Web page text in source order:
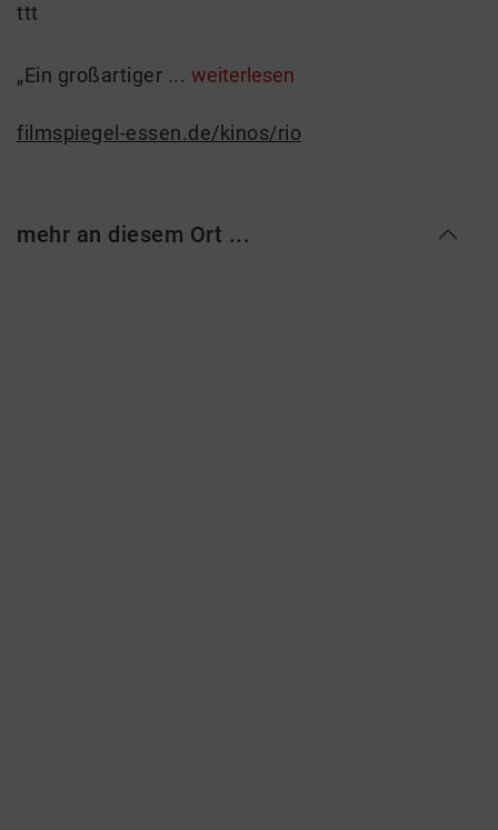
ttt
„Ein großartiger ... weiterlesen
filmspiegel-essen.de/kinos/rio
mehr an diesem Ort ...